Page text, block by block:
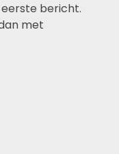
eerste bericht.
met